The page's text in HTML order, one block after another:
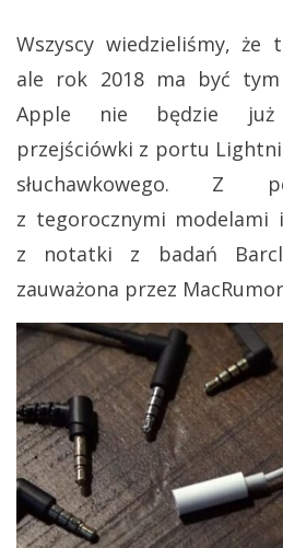
Wszyscy wiedzieliśmy, że
ale rok 2018 ma być
Apple nie będzie już
przejściówki z portu
słuchawkowego. Z
z tegorocznymi modelami
z notatki z badań
zauważona przez